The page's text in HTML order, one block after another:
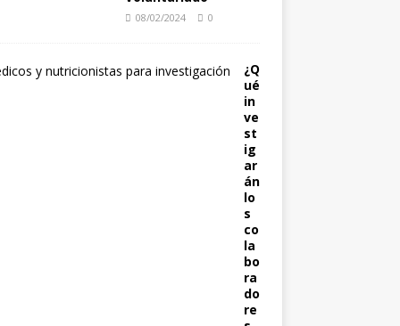
08/02/2024 0
¿Q
ué
in
ve
st
ig
ar
án
lo
s
co
la
bo
ra
do
re